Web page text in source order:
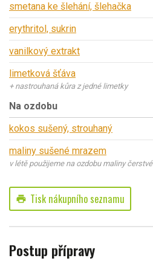
smetana ke šlehání, šlehačka
erythritol, sukrin
vanilkový extrakt
limetková šťáva
+ nastrouhaná kůra z jedné limetky
Na ozdobu
kokos sušený, strouhaný
maliny sušené mrazem
v létě použijeme na ozdobu maliny čerstvé
print Tisk nákupního seznamu
Postup přípravy